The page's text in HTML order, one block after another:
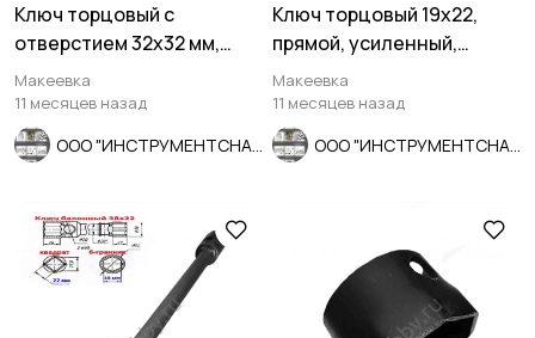
Ключ торцовый с
отверстием 32х32 мм,
усил, L-образ, 2-х сторон,
Cr-V.
Макеевка
11 месяцев назад
Ключ торцовый 19х22,
прямой, усиленный,
стержневой, КЗСМИ,
Россия.
Макеевка
11 месяцев назад